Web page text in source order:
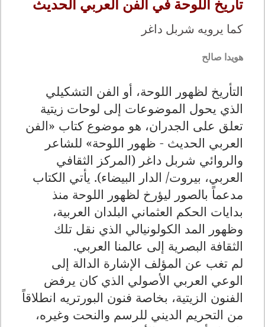
تاريخ اللوحة في الفن العربي الحديث
كما يرويه شربل داغر
هويدا صالح
التأريخ لظهور اللوحة، أو الفن التشكيلي
الذي يحول الموضوعات إلى لوحات زيتية
تعلق على الجدران، هو موضوع كتاب «الفن
العربي الحديث - ظهور اللوحة» للشاعر
والروائي شربل داغر (المركز الثقافي
العربي، بيروت/ الدار البيضاء). يأتي الكتاب
مدعماً بالصور ليؤرخ لظهور اللوحة منذ
بدايات الحكم العثماني البلدان العربية،
وظهور المد الكولونيالي الذي نقل تلك
الثقافة البصرية إلى عالمنا العربي.
لم تغب عن المؤلف الإشارة الدالة إلى
الوعي العربي الأصولي الذي كان يرفض
الفنون الزيتية، بخاصة فنون البورتريه انطلاقاً
من التحريم الديني للرسم والنحت وغيره،